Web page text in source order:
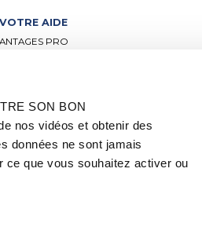
SON BON
nos vidéos et obtenir des
données ne sont jamais
ce que vous souhaitez activer ou
AIDE
PRO
– HAUTE PERFORMANCE
TECHNIQUES